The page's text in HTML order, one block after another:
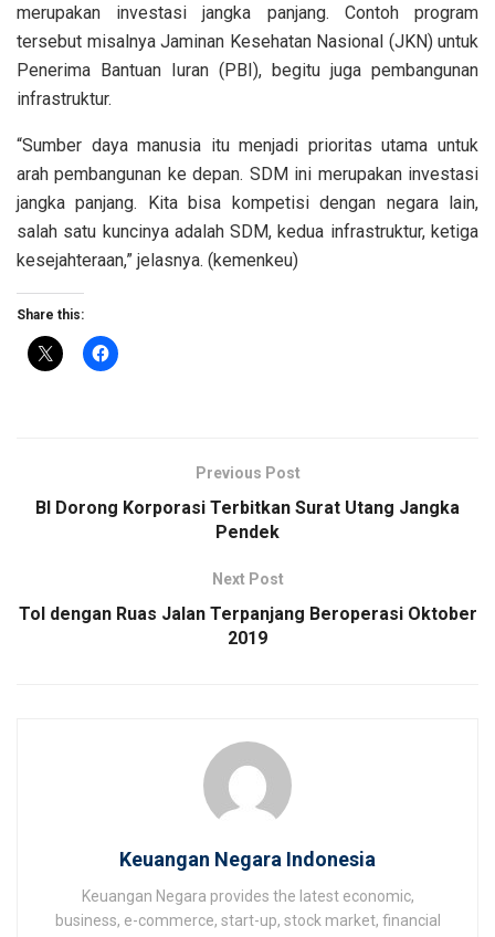
merupakan investasi jangka panjang. Contoh program
tersebut misalnya Jaminan Kesehatan Nasional (JKN) untuk
Penerima Bantuan Iuran (PBI), begitu juga pembangunan
infrastruktur.
“Sumber daya manusia itu menjadi prioritas utama untuk
arah pembangunan ke depan. SDM ini merupakan investasi
jangka panjang. Kita bisa kompetisi dengan negara lain,
salah satu kuncinya adalah SDM, kedua infrastruktur, ketiga
kesejahteraan,” jelasnya. (kemenkeu)
Share this:
Previous Post
BI Dorong Korporasi Terbitkan Surat Utang Jangka
Pendek
Next Post
Tol dengan Ruas Jalan Terpanjang Beroperasi Oktober
2019
Keuangan Negara Indonesia
Keuangan Negara provides the latest economic,
business, e-commerce, start-up, stock market, financial